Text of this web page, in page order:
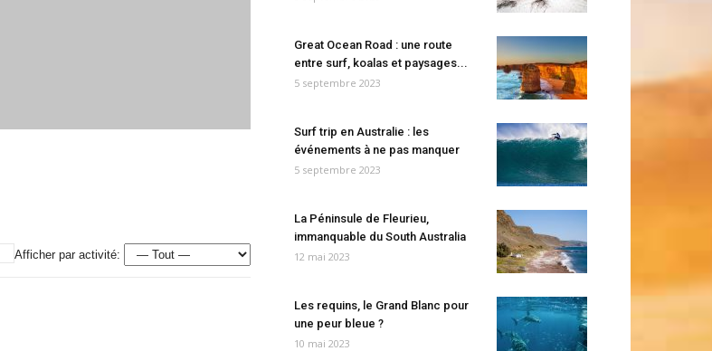
Afficher par activité:
Great Ocean Road : une route
entre surf, koalas et paysages...
5 septembre 2023
Surf trip en Australie : les
événements à ne pas manquer
5 septembre 2023
La Péninsule de Fleurieu,
immanquable du South Australia
12 mai 2023
Les requins, le Grand Blanc pour
une peur bleue ?
10 mai 2023